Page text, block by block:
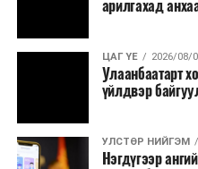
арилгахад
ЦАГ ҮЕ 2026/08/
Улаанбаатарт
үйлдвэр
УЛСТӨР НИЙГЭМ
Нэгдүгээр